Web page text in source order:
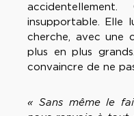
insupportable. Elle
cherche, avec une
plus en plus
convaincre de ne
« Sans même le